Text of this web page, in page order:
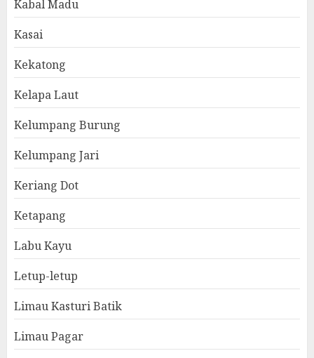
Kabal Madu
Kasai
Kekatong
Kelapa Laut
Kelumpang Burung
Kelumpang Jari
Keriang Dot
Ketapang
Labu Kayu
Letup-letup
Limau Kasturi Batik
Limau Pagar